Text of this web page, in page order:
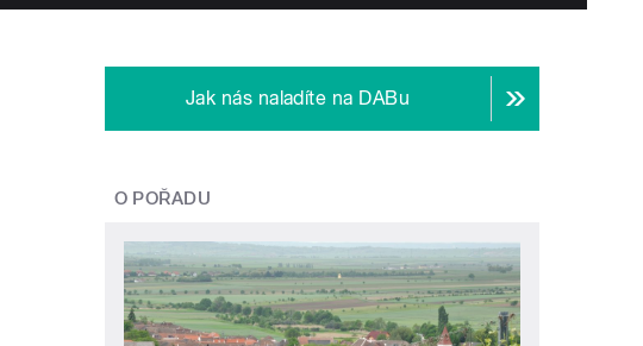
Jak nás naladíte na DABu
O POŘADU